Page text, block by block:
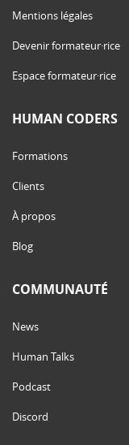
Mentions légales
Devenir formateur·rice
Espace formateur·rice
HUMAN CODERS
Formations
Clients
À propos
Blog
COMMUNAUTÉ
News
Human Talks
Podcast
Discord